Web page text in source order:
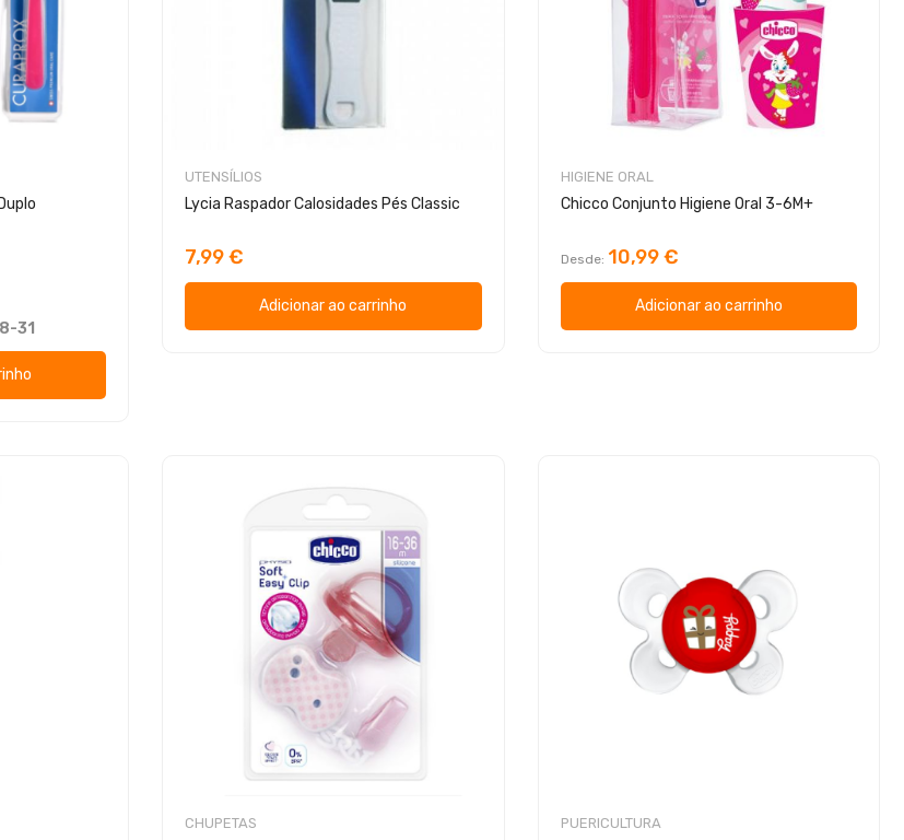
31
UTENSÍLIOS
Lycia Raspador Calosidades Pés Classic
7,99 €
Adicionar ao carrinho
HIGIENE ORAL
Chicco Conjunto Higiene Oral 3-6M+
Desde 10,99 €
Adicionar ao carrinho
CHUPETAS PUERICULTURA